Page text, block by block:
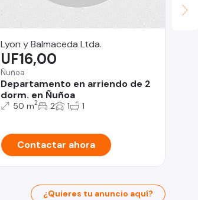
Lyon y Balmaceda Ltda.
Ñuñoa
Departamento en arriendo de 2
dorm. en Ñuñoa
UF16,00
50 m2 2 1 1
Contactar ahora
¿Quieres tu anuncio aquí?